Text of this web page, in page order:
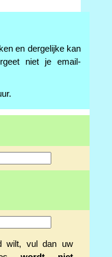
en dergelijke kan
niet je email-
wilt, vul dan uw